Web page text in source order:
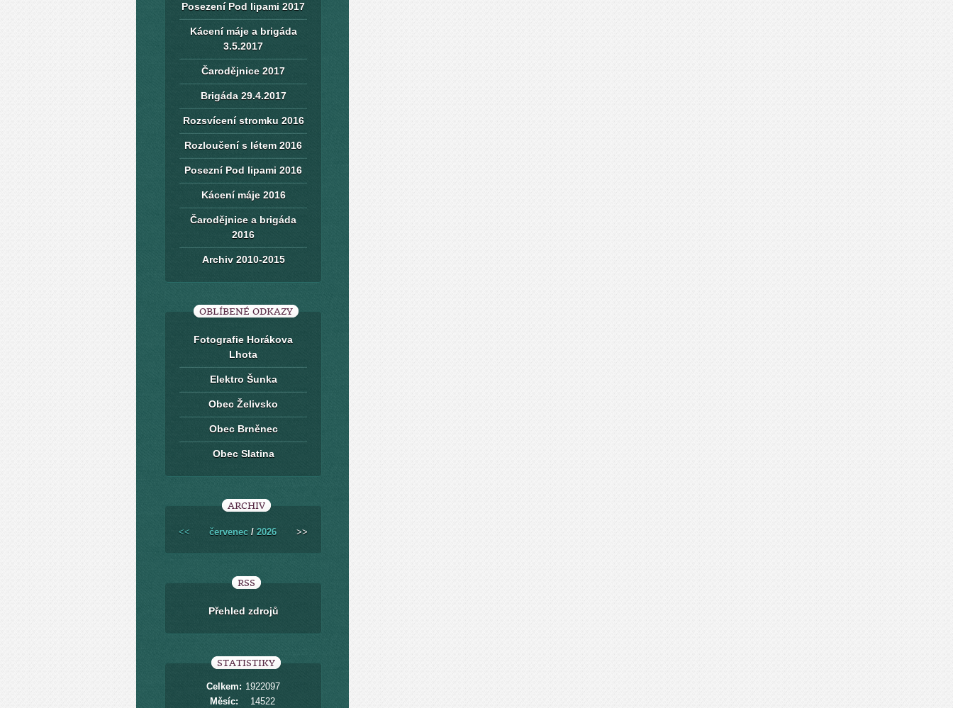
Posezení Pod lipami 2017
Kácení máje a brigáda
3.5.2017
Čarodějnice 2017
Brigáda 29.4.2017
Rozsvícení stromku 2016
Rozloučení s létem 2016
Posezní Pod lipami 2016
Kácení máje 2016
Čarodějnice a brigáda
2016
Archiv 2010-2015
OBLÍBENÉ ODKAZY
Fotografie Horákova
Lhota
Elektro Šunka
Obec Želivsko
Obec Brněnec
Obec Slatina
ARCHIV
<< červenec / 2026 >>
RSS
Přehled zdrojů
STATISTIKY
Celkem: 1922097
Měsíc:
14522